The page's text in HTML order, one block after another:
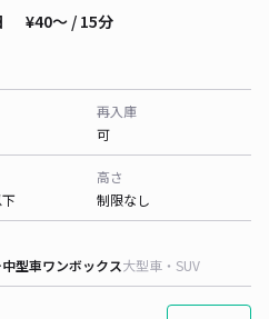
¥40〜 / 15分
再入庫
可
高さ
制限なし
中型車ワンボックス大型車・SUV